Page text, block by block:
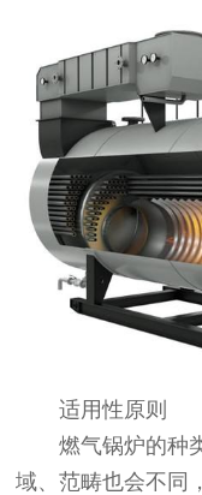
适用性原则
燃气锅炉的种类
域、范畴也会不同